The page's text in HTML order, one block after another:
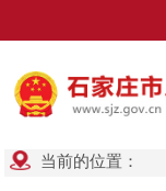
当前的位置：